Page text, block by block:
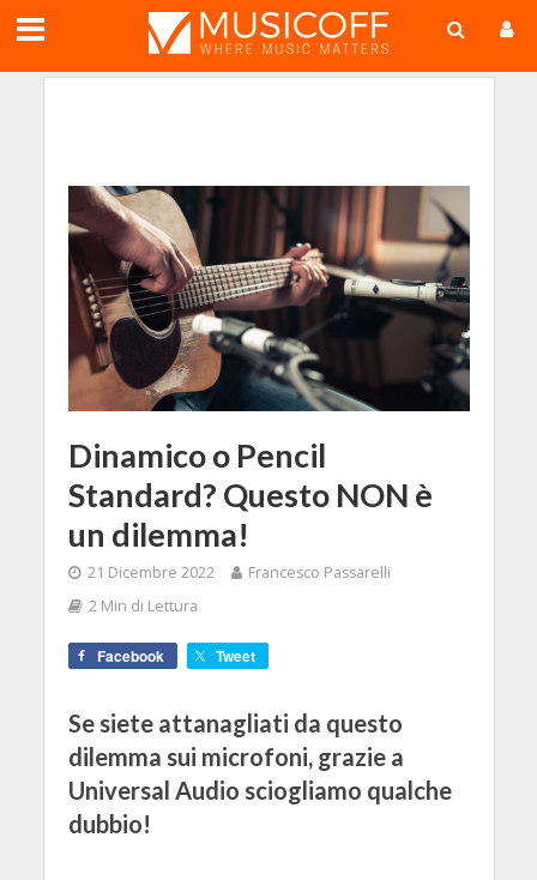
Dinamico o Pencil
Standard? Questo NON è
un dilemma!
21 Dicembre 2022
Francesco Passarelli
2 Min di Lettura
Facebook Tweet
Se siete attanagliati da questo
dilemma sui microfoni, grazie a
Universal Audio sciogliamo qualche
dubbio!